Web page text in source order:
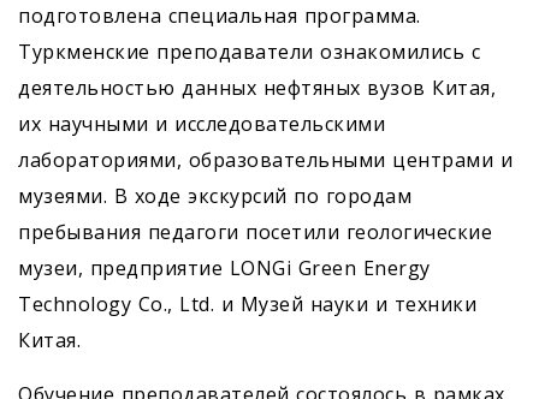
подготовлена специальная программа.
Туркменские преподаватели ознакомились с
деятельностью данных нефтяных вузов Китая,
их научными и исследовательскими
лабораториями, образовательными центрами и
музеями. В ходе экскурсий по городам
пребывания педагоги посетили геологические
музеи, предприятие LONGi Green Energy
Technology Co., Ltd. и Музей науки и техники
Китая.